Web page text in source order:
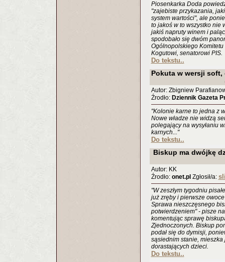
Piosenkarka Doda
"zajebiste przykazania,
system wartości", ale
to jakoś w to wszystko nie
jakiś napruty winem i
spodobało się dwóm
Ogólnopolskiego Komitetu
Kogutowi, senatorowi PIS.
Do tekstu..
Pokuta w wersji
Autor: Zbigniew
Źrodło: Dziennik Gazeta
"Kolonie karne to jedna z
Nowe władze nie widzą
polegający na wysyłaniu
karnych..."
Do tekstu..
Biskup ma dwójkę
Autor: KK
Źrodło: onet.pl Zgłosił/a:
"W zeszłym tygodniu
już zręby i pierwsze
Sprawa nieszczęsnego
potwierdzeniem" - pisze
komentując sprawę
Zjednoczonych. Biskup
podał się do dymisji,
sąsiednim stanie,
dorastających dzieci.
Do tekstu..